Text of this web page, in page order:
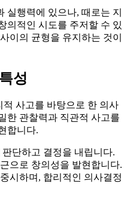
실행력에 있으나, 때로는 지
의적인 시도를 주저할 수 있
이의 균형을 유지하는 것이
성
사고를 바탕으로 한 의사
한 관찰력과 직관적 사고를
합니다.
단하고 결정을 내립니다.
으로 창의성을 발현합니다.
시하며, 합리적인 의사결정